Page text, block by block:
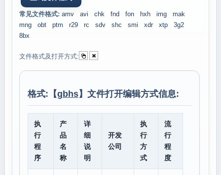
常见文件格式: amv avi chk fnd fon hxh img
mak
mng
obt ptm r29 rc sdv shc smi xdr xtp
3g2
8bx
文件格式及打开方式:
格式:【gbhs】文件打开编辑方式信息:
执
行
程
序
产
品
名
称
详
细
说
明
开发
公司
执
行
方
式
流
行
程
度